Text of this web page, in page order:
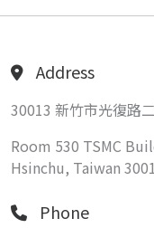
Address
30013 新竹市光復路
Room 530 TSMC
Hsinchu, Taiwan
Phone